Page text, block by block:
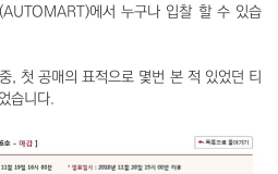
에서 누구나 입찰 할 수 있습
, 첫 공매의 표적으로 몇번 본 적 있었던 티
습니다.